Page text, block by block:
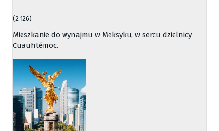
(2 126)
Mieszkanie do wynajmu w Meksyku, w sercu dzielnicy
Cuauhtémoc.